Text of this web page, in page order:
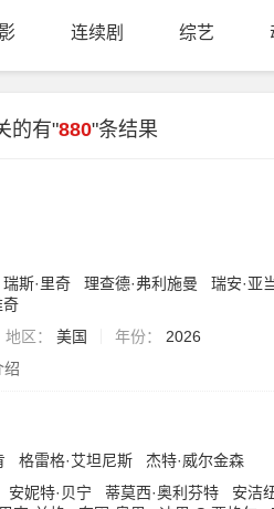
连续剧 综艺
的有"880"条结果
瑞斯·里奇 理查德·弗利施曼 瑞安·亚
奇
地区： 美国 年份：
2026
格雷格·艾坦尼斯
杰特·威尔金森
安妮特·贝宁 蒂莫西·奥利芬特 安洁